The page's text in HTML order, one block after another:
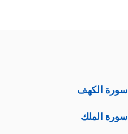
سورة الكهف
سورة الملك